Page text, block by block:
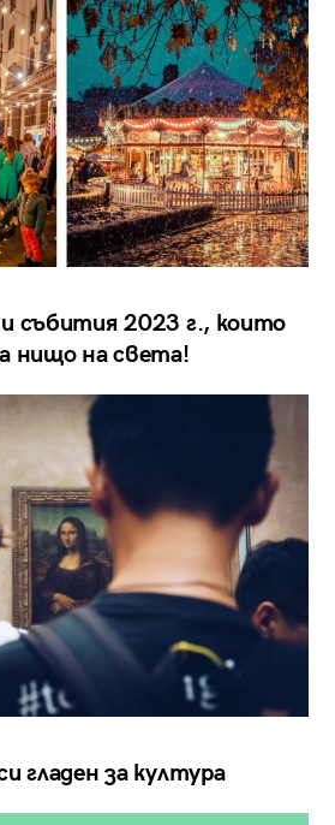
и събития 2023 г., които
нищо на света!
гладен за култура